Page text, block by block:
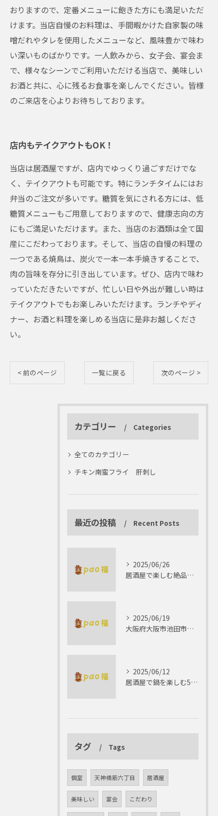
おりますので、定番メニューに飽きた方にも満足いただ
けます。当店自慢のお料理は、手間暇かけた自家製の味
噌だれやタレを使用したメニューなど、風味豊かで味わ
い深いものばかりです。一人飲みから、女子会、宴会ま
で、様々なシーンでご利用いただける当店で、美味しい
お酒と共に、心に残るお食事を楽しんでください。皆様
のご来店を心よりお待ちしております。
店内もテイクアウトもOK！
当店は居酒屋ですが、店内でゆっくり過ごすだけでな
く、テイクアウトも可能です。特にランチタイムにはお
弁当のご注文が多いです。糖質を気にされる方には、低
糖質メニューもご用意しておりますので、健康志向の方
にもご満足いただけます。また、当店のお酒類は全て国
産にこだわっております。そして、当店の自慢の料理の
一つである焼鳥は、炭火で一本一本手焼きすることで、
肉の旨味を存分に引き出しています。ぜひ、店内で味わ
っていただきたいですが、忙しい日や外出が難しい時は
テイクアウトでもお楽しみいただけます。ランチやディ
ナー、お酒と料理を楽しめる当店に是非お越しくださ
い。
< 前のページ 一覧に戻る 次のページ >
カテゴリー Categories
全てのカテゴリー
チキン南蛮フライ 肝刺し
最近の投稿 Recent Posts
2025/06/26
居酒屋で楽しむ絶品テリーヌの世界
2025/06/19
大阪府大阪市池田市で楽しむしゃぶしゃぶの魅力とは？
2025/06/12
居酒屋で鍋を楽しむ5つの理由 ゆったりとした時間を
タグ Tags
個室 天神橋筋六丁目 居酒屋
美味しい 宴会 こだわり